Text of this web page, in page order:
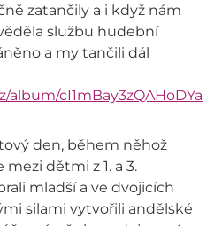
zatančily a i když nám
službu hudební
a my tančili dál
album/cI1mBay3zQAHoDYa
den, během něhož
dětmi z 1. a 3.
mladší a ve dvojicích
silami vytvořili andělské